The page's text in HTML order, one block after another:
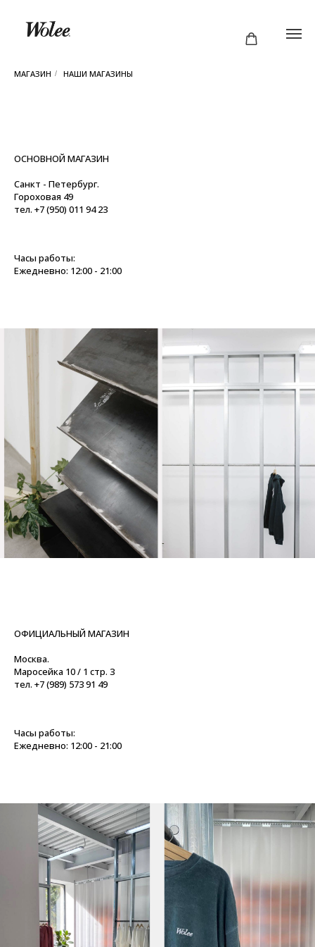
МАГАЗИН / НАШИ МАГАЗИНЫ
ОСНОВНОЙ МАГАЗИН
Санкт - Петербург.
Гороховая 49
тел. +7 (950) 011 94 23
Часы работы:
Ежедневно: 12:00 - 21:00
ОФИЦИАЛЬНЫЙ МАГАЗИН
Москва.
Маросейка 10 / 1 стр. 3
тел. +7 (989) 573 91 49
Часы работы:
Ежедневно: 12:00 - 21:00